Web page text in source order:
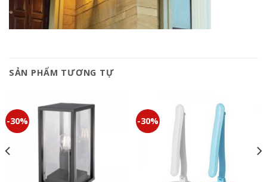
SẢN PHẨM TƯƠNG TỰ
-30% -30%